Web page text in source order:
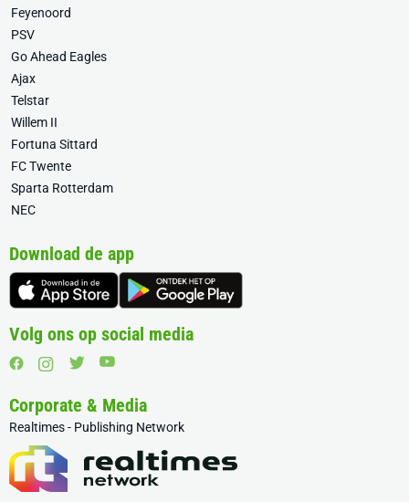
Feyenoord
PSV
Go Ahead Eagles
Ajax
Telstar
Willem II
Fortuna Sittard
FC Twente
Sparta Rotterdam
NEC
Download de app
Volg ons op social media
Corporate & Media
Realtimes - Publishing Network